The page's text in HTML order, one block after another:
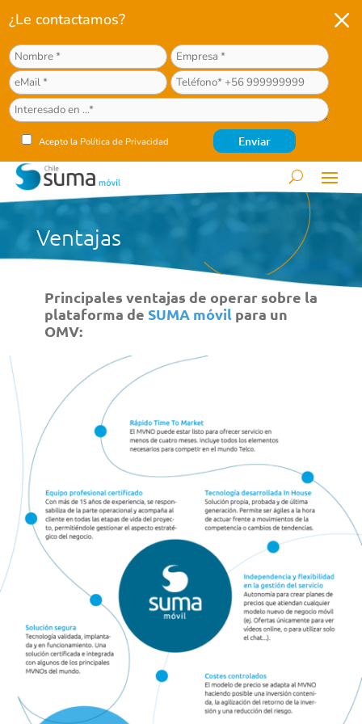
¿Le contactamos?
Acepto la Política de Privacidad
M
Ventajas
Principales ventajas de operar sobre la
plataforma de SUMA móvilpara un
OMV: